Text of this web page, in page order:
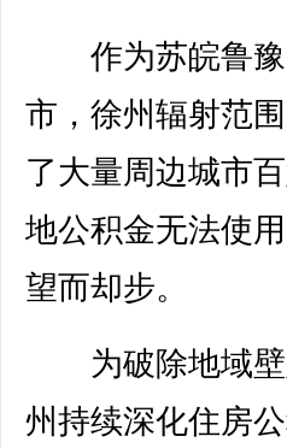
作为苏皖鲁豫
市，徐州辐射范
了大量周边城市
地公积金无法使
望而却步。
为破除地域壁
州持续深化住房